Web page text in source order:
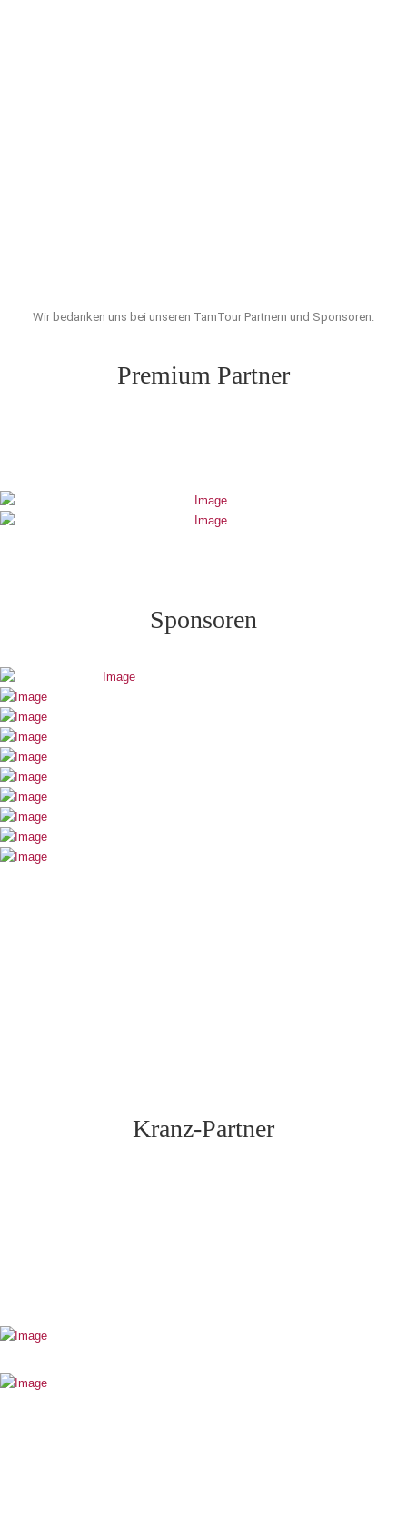
Wir bedanken uns bei unseren TamTour Partnern und Sponsoren.
Premium Partner
Sponsoren
Kranz-Partner